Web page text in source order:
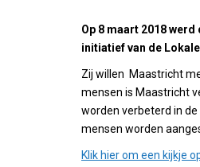
Op 8 maart 2018
initiatief van de
Zij willen Maastricht
mensen is Maastricht
worden verbeterd in
mensen worden
Klik hier om een kijkje